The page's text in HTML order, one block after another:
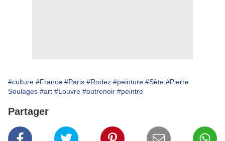
#culture #France #Paris #Rodez #peinture #Sète #Pierre
Soulages #art #Louvre #outrenoir #peintre
Partager